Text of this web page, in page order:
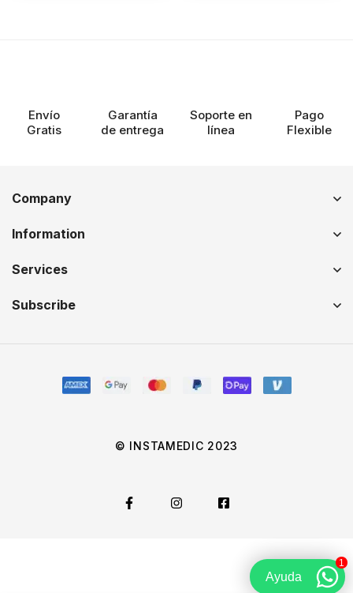
Envío
Gratis
Garantía
de entrega
Soporte en
línea
Pago
Flexible
Company
Information
Services
Subscribe
© INSTAMEDIC 2023
Ayuda
1